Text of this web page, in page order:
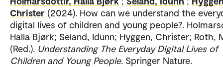
Christer (2024). How can we understand the
digital lives of children and young people?.
Halla Bjørk; Seland, Idunn; Hyggen, Christer; Roth,
(Red.). Understanding The Everyday Digital Lives of
Children and Young People. Springer Nature.